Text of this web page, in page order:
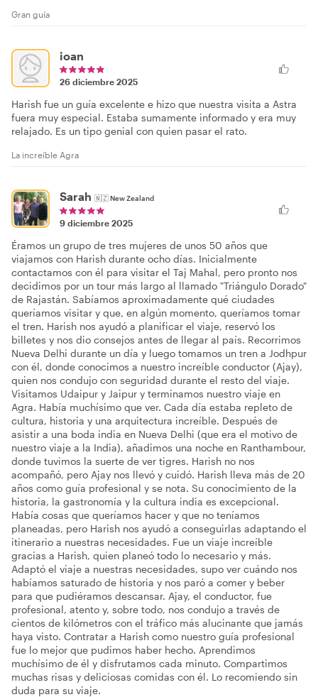
Gran guía
ioan
26 diciembre 2025
Harish fue un guía excelente e hizo que nuestra visita a Astra
fuera muy especial. Estaba sumamente informado y era muy
relajado. Es un tipo genial con quien pasar el rato.
La increíble Agra
Sarah 🇳🇿New Zealand
9 diciembre 2025
Éramos un grupo de tres mujeres de unos 50 años que
viajamos con Harish durante ocho días. Inicialmente
contactamos con él para visitar el Taj Mahal, pero pronto nos
decidimos por un tour más largo al llamado "Triángulo Dorado"
de Rajastán. Sabíamos aproximadamente qué ciudades
queríamos visitar y que, en algún momento, queríamos tomar
el tren. Harish nos ayudó a planificar el viaje, reservó los
billetes y nos dio consejos antes de llegar al país. Recorrimos
Nueva Delhi durante un día y luego tomamos un tren a Jodhpur
con él, donde conocimos a nuestro increíble conductor (Ajay),
quien nos condujo con seguridad durante el resto del viaje.
Visitamos Udaipur y Jaipur y terminamos nuestro viaje en
Agra. Había muchísimo que ver. Cada día estaba repleto de
cultura, historia y una arquitectura increíble. Después de
asistir a una boda india en Nueva Delhi (que era el motivo de
nuestro viaje a la India), añadimos una noche en Ranthambour,
donde tuvimos la suerte de ver tigres. Harish no nos
acompañó, pero Ajay nos llevó y cuidó. Harish lleva más de 20
años como guía profesional y se nota. Su conocimiento de la
historia, la gastronomía y la cultura india es excepcional.
Había cosas que queríamos hacer y que no teníamos
planeadas, pero Harish nos ayudó a conseguirlas adaptando el
itinerario a nuestras necesidades. Fue un viaje increíble
gracias a Harish, quien planeó todo lo necesario y más.
Adaptó el viaje a nuestras necesidades, supo ver cuándo nos
habíamos saturado de historia y nos paró a comer y beber
para que pudiéramos descansar. Ajay, el conductor, fue
profesional, atento y, sobre todo, nos condujo a través de
cientos de kilómetros con el tráfico más alucinante que jamás
haya visto. Contratar a Harish como nuestro guía profesional
fue lo mejor que pudimos haber hecho. Aprendimos
muchísimo de él y disfrutamos cada minuto. Compartimos
muchas risas y deliciosas comidas con él. Lo recomiendo sin
duda para su viaje.